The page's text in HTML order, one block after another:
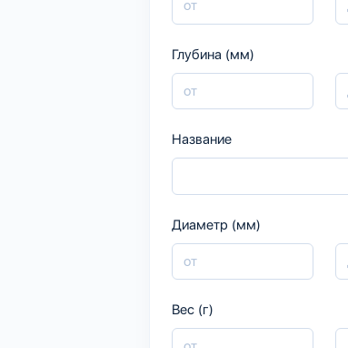
Глубина (мм)
Название
Диаметр (мм)
Вес (г)